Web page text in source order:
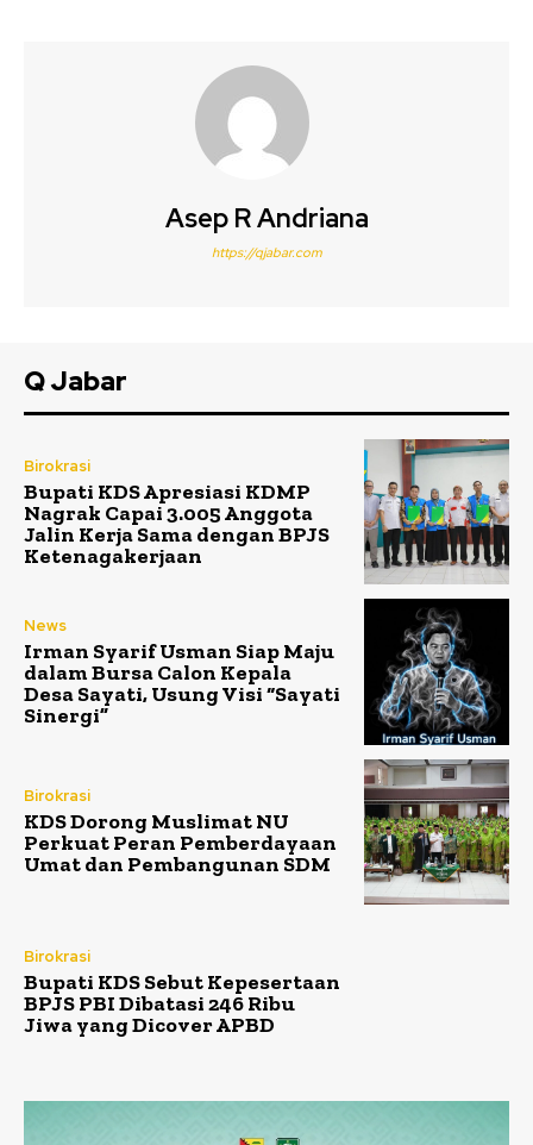
Asep R Andriana
https://qjabar.com
Q Jabar
Birokrasi
Bupati KDS Apresiasi KDMP
Nagrak Capai 3.005 Anggota
Jalin Kerja Sama dengan BPJS
Ketenagakerjaan
News
Irman Syarif Usman Siap Maju
dalam Bursa Calon Kepala
Desa Sayati, Usung Visi “Sayati
Sinergi”
Birokrasi
KDS Dorong Muslimat NU
Perkuat Peran Pemberdayaan
Umat dan Pembangunan SDM
Birokrasi
Bupati KDS Sebut Kepesertaan
BPJS PBI Dibatasi 246 Ribu
Jiwa yang Dicover APBD